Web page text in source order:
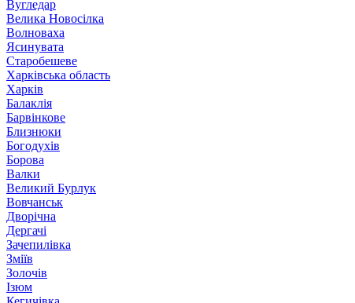
Вугледар
Велика Новосілка
Волноваха
Ясинувата
Старобешеве
Харківська область
Харків
Балаклія
Барвінкове
Близнюки
Богодухів
Борова
Валки
Великий Бурлук
Вовчанськ
Дворічна
Дергачі
Зачепилівка
Зміїв
Золочів
Ізюм